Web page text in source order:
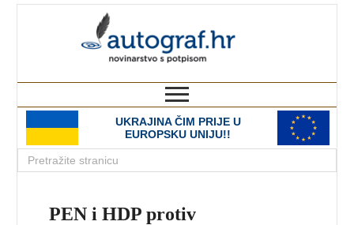
UKRAJINA ČIM PRIJE U
EUROPSKU UNIJU!!
PEN i HDP protiv